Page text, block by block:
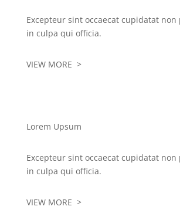
Excepteur sint occaecat cupidatat
in culpa qui officia.
VIEW MORE >
Lorem Upsum
Excepteur sint occaecat cupidatat
in culpa qui officia.
VIEW MORE >